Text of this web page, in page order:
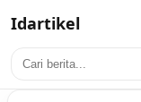
Idartikel